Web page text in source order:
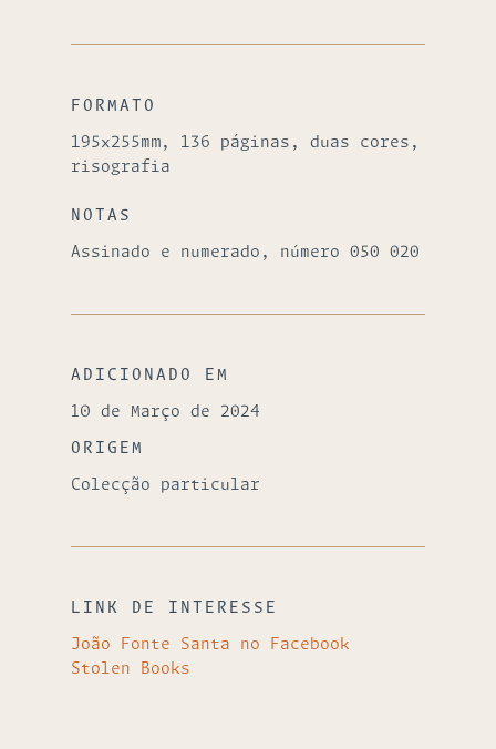
FORMATO
195x255mm, 136 páginas, duas cores,
risografia
NOTAS
Assinado e numerado, número 050 020
ADICIONADO EM
10 de Março de 2024
ORIGEM
Colecção particular
LINK DE INTERESSE
João Fonte Santa no Facebook
Stolen Books